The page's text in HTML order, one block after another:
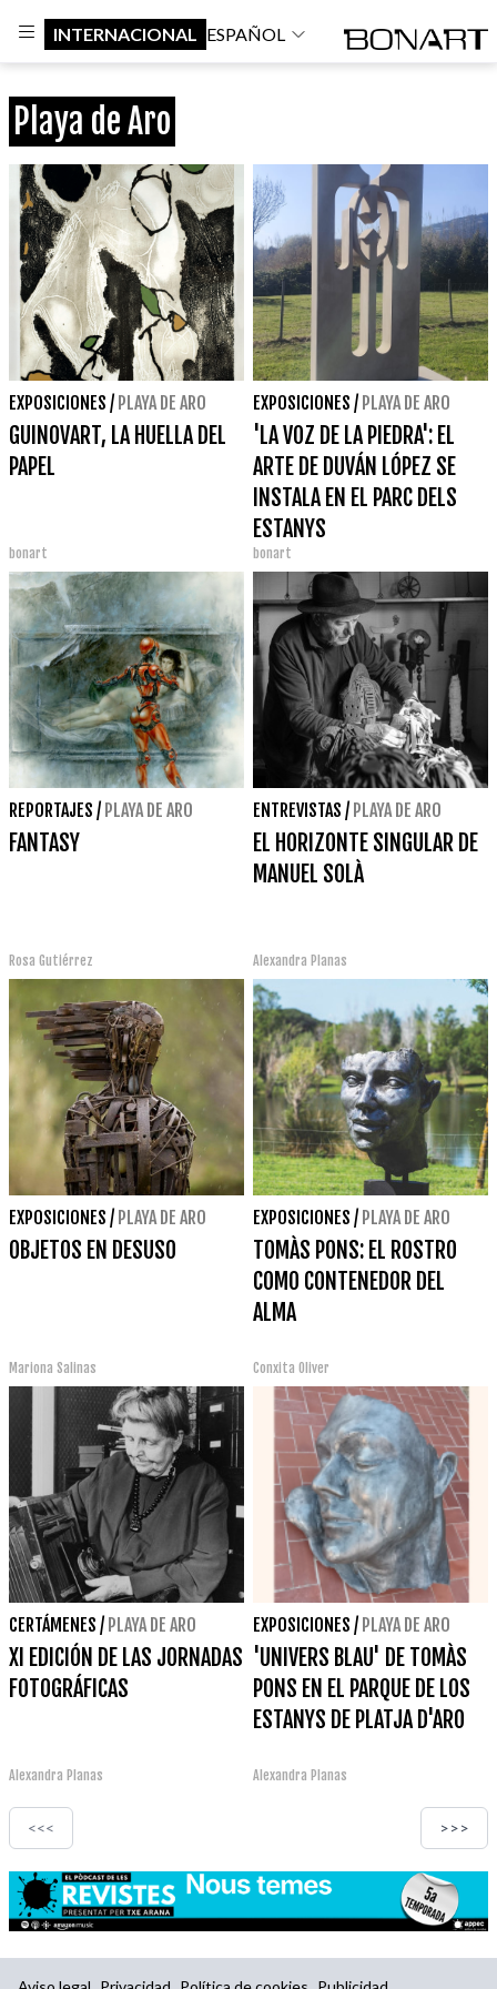
INTERNACIONAL ESPAÑOL
Playa de Aro
EXPOSICIONES / PLAYA DE ARO
GUINOVART, LA HUELLA DEL
PAPEL
bonart
EXPOSICIONES / PLAYA DE ARO
'LA VOZ DE LA PIEDRA': EL
ARTE DE DUVÁN LÓPEZ SE
INSTALA EN EL PARC DELS
ESTANYS
bonart
REPORTAJES / PLAYA DE ARO
FANTASY
Rosa Gutiérrez
ENTREVISTAS / PLAYA DE ARO
EL HORIZONTE SINGULAR DE
MANUEL SOLÀ
Alexandra Planas
EXPOSICIONES / PLAYA DE ARO
OBJETOS EN DESUSO
Mariona Salinas
EXPOSICIONES / PLAYA DE ARO
TOMÀS PONS: EL ROSTRO
COMO CONTENEDOR DEL
ALMA
Conxita Oliver
CERTÁMENES / PLAYA DE ARO
XI EDICIÓN DE LAS JORNADAS
FOTOGRÁFICAS
Alexandra Planas
EXPOSICIONES / PLAYA DE ARO
'UNIVERS BLAU' DE TOMÀS
PONS EN EL PARQUE DE LOS
ESTANYS DE PLATJA D'ARO
Alexandra Planas
<<< >>>